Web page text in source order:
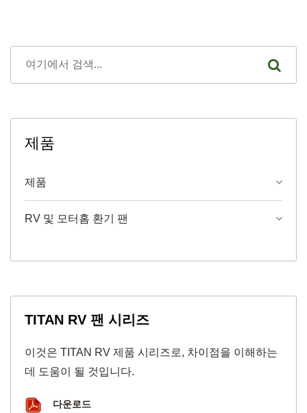
제품
제품
RV 및 모터홈 환기 팬
TITAN RV 팬 시리즈
이것은 TITAN RV 제품 시리즈로, 차이점을 이해하는
데 도움이 될 것입니다.
다운로드